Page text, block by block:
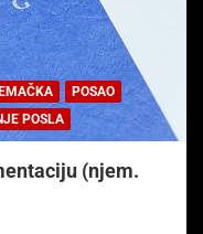
POSAO
POSLA
(njem.